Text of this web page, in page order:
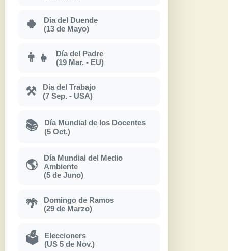
🍀
Dia del Duende
(13 de Mayo)
👨‍👧
Día del Padre
(19 Mar. - EU)
⚒
Día del Trabajo
(7 Sep. - USA)
📚
Día Mundial de los Docentes
(5 Oct.)
🌎
Día Mundial del Medio
Ambiente
(5 de Juno)
🌴
Domingo de Ramos
(29 de Marzo)
🗳
Eleccioners
(US 5 de Nov.)